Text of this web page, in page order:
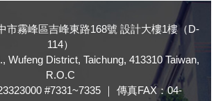
市霧峰區吉峰東路168號 設計大樓1樓（D-
114）
Wufeng District, Taichung, 413310 Taiwan,
R.O.C
#7331~7335 ｜ 傳真FAX：04-